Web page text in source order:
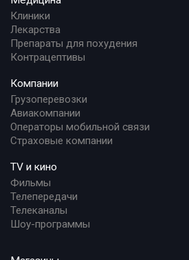
Клиники
Лекарства
Препараты для похудения
Контрацептивы
Компании
Грузоперевозки
Авиакомпании
Операторы мобильной связи
Страховые компании
TV и кино
Фильмы
Телепередачи
Телеканалы
Шоу-программы